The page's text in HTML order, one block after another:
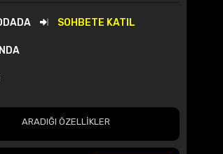
SOHBETE KATIL
ARADIĞI ÖZELLİKLER